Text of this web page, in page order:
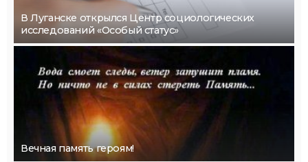
В Луганске открылся Центр социологических
исследований «Особый статус»
Вечная память героям!